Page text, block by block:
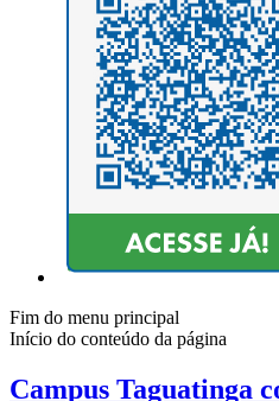
Fim do menu principal
Início do conteúdo da página
Campus Taguatinga